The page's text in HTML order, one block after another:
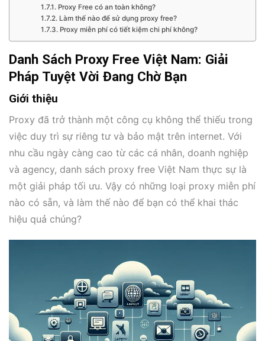
Proxy Free có an toàn không?
Làm thế nào để sử dụng proxy free?
Proxy miễn phí có tiết kiệm chi phí không?
Danh Sách Proxy Free Việt Nam: Giải
Pháp Tuyệt Vời Đang Chờ Bạn
Giới thiệu
Proxy đã trở thành một công cụ không thể thiếu trong
việc duy trì sự riêng tư và bảo mật trên internet. Với
nhu cầu ngày càng cao từ các cá nhân, doanh nghiệp
và agency, danh sách proxy free Việt Nam thực sự là
một giải pháp tối ưu. Vậy có những loại proxy miễn phí
nào có sẵn, và làm thế nào để bạn có thể khai thác
hiệu quả chúng?